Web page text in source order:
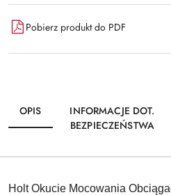
Pobierz produkt do PDF
OPIS
INFORMACJE DOT.
BEZPIECZEŃSTWA
Holt Okucie Mocowania